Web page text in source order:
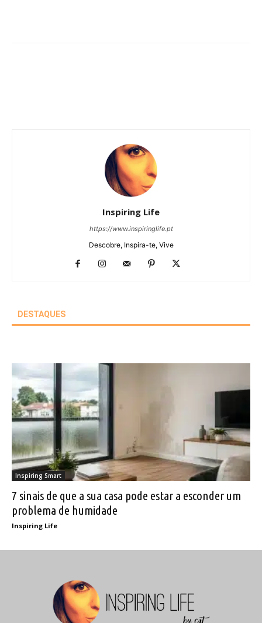
Inspiring Life
https://www.inspiringlife.pt
Descobre, Inspira-te, Vive
DESTAQUES
Inspiring Smart
7 sinais de que a sua casa pode estar a esconder um
problema de humidade
Inspiring Life